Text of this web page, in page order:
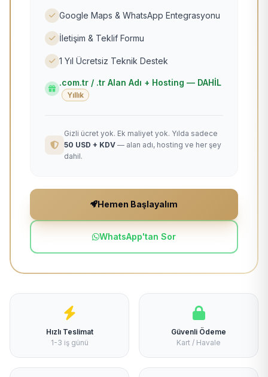
Google Maps & WhatsApp Entegrasyonu
İletişim & Teklif Formu
1 Yıl Ücretsiz Teknik Destek
.com.tr / .tr Alan Adı + Hosting — DAHİL
Yıllık
Gizli ücret yok. Ek maliyet yok. Yılda sadece
50 USD + KDV — alan adı, hosting ve her şey
dahil.
Hemen Başlayalım
WhatsApp'tan Sor
Hızlı Teslimat
1-3 iş günü
Güvenli Ödeme
Kart / Havale